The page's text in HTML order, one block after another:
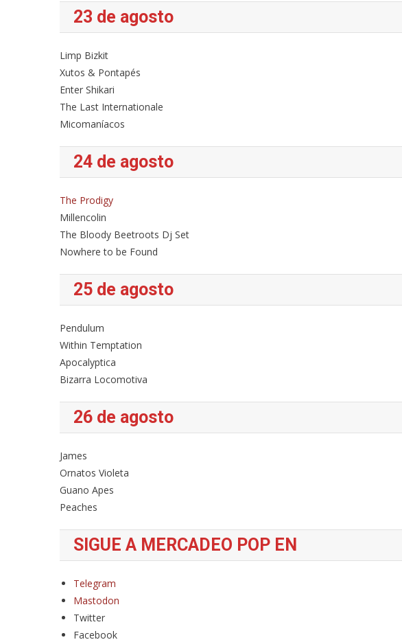
23 de agosto
Limp Bizkit
Xutos & Pontapés
Enter Shikari
The Last Internationale
Micomaníacos
24 de agosto
The Prodigy
Millencolin
The Bloody Beetroots Dj Set
Nowhere to be Found
25 de agosto
Pendulum
Within Temptation
Apocalyptica
Bizarra Locomotiva
26 de agosto
James
Ornatos Violeta
Guano Apes
Peaches
SIGUE A MERCADEO POP EN
Telegram
Mastodon
Twitter
Facebook